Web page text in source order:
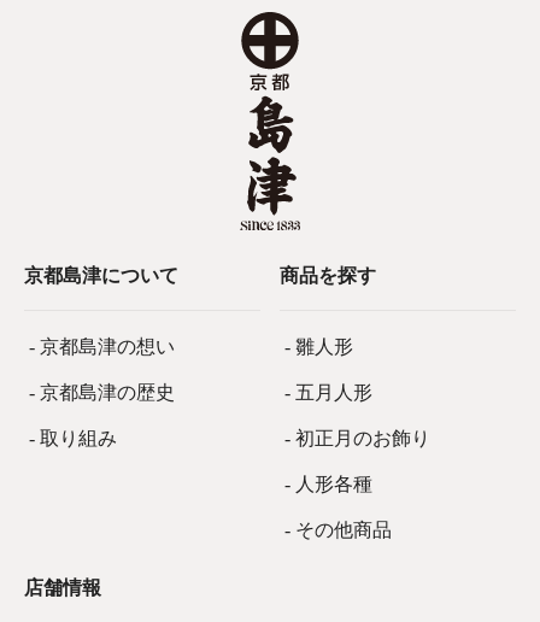
京都島津について
- 京都島津の想い
- 京都島津の歴史
- 取り組み
商品を探す
- 雛人形
- 五月人形
- 初正月のお飾り
- 人形各種
- その他商品
店舗情報